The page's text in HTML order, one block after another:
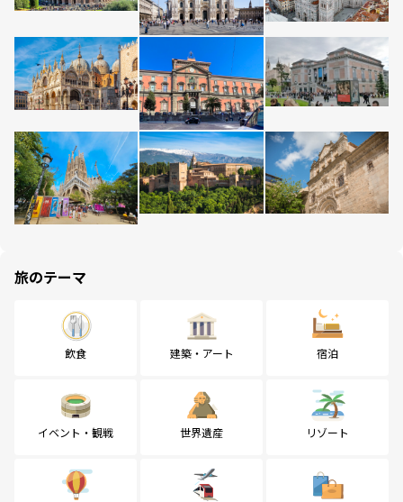
旅のテーマ
飲食 建築・アート 宿泊
イベント・観戦 世界遺産 リゾート